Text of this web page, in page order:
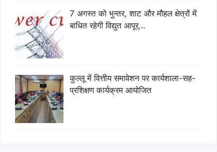
7 अगस्त को भुन्तर, शाट और मौहल क्षेत्रों में
बाधित रहेगी विद्युत आपूर्…
कुल्लू में वित्तीय समावेशन पर कार्यशाला-सह-
प्रशिक्षण कार्यक्रम आयोजित